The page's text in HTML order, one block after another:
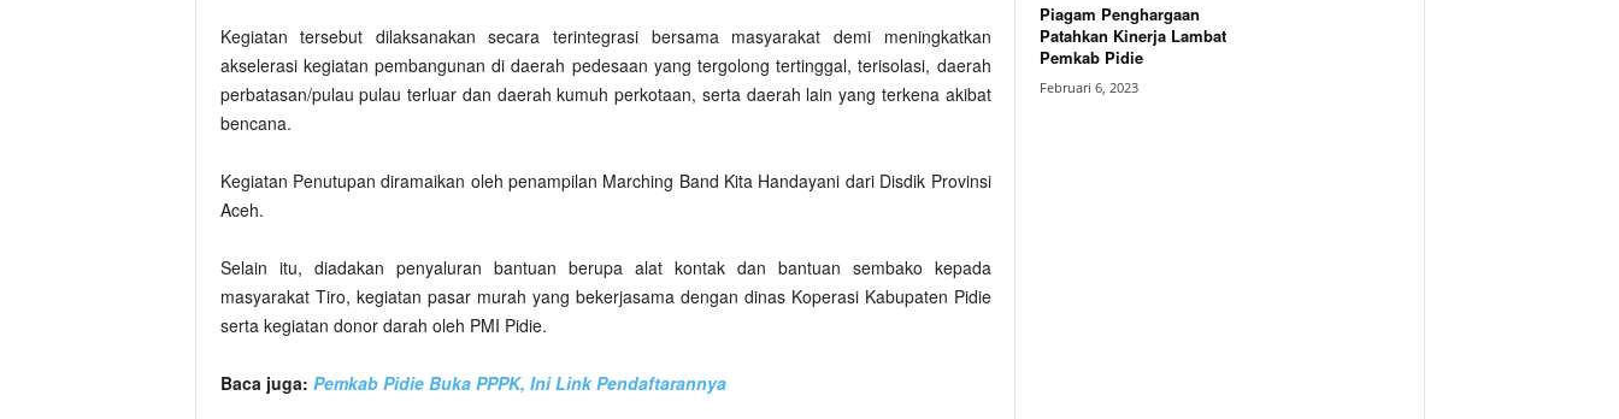
Kegiatan tersebut dilaksanakan secara terintegrasi bersama masyarakat demi meningkatkan
akselerasi kegiatan pembangunan di daerah pedesaan yang tergolong tertinggal, terisolasi, daerah
perbatasan/pulau pulau terluar dan daerah kumuh perkotaan, serta daerah lain yang terkena akibat
bencana.
Kegiatan Penutupan diramaikan oleh penampilan Marching Band Kita Handayani dari Disdik Provinsi
Aceh.
Selain itu, diadakan penyaluran bantuan berupa alat kontak dan bantuan sembako kepada
masyarakat Tiro, kegiatan pasar murah yang bekerjasama dengan dinas Koperasi Kabupaten Pidie
serta kegiatan donor darah oleh PMI Pidie.
Baca juga: Pemkab Pidie Buka PPPK, Ini Link Pendaftarannya
Piagam Penghargaan
Patahkan Kinerja Lambat
Pemkab Pidie
Februari 6, 2023